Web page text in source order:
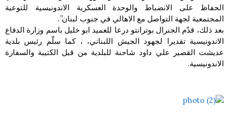
الحفاظ على الانضباط والوحدة العسكرية الاندونيسية للتوعية
المجتمعية لجهة التواصل مع الاهالي في جنوب لبنان”.
بعد ذلك، قدّم الجنرال بوترانتو درعا للعميد ابو خليل باسم وزارة الدفاع
الاندونيسية تقديرا لجهود الجيش اللبناني، ، كما سلّم رئيس بلدية
عديشت القصير علي داود شاحنة للبلدية من قبل الكتيبة والسفارة
الاندونيسية.